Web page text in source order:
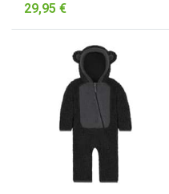
29,95 €